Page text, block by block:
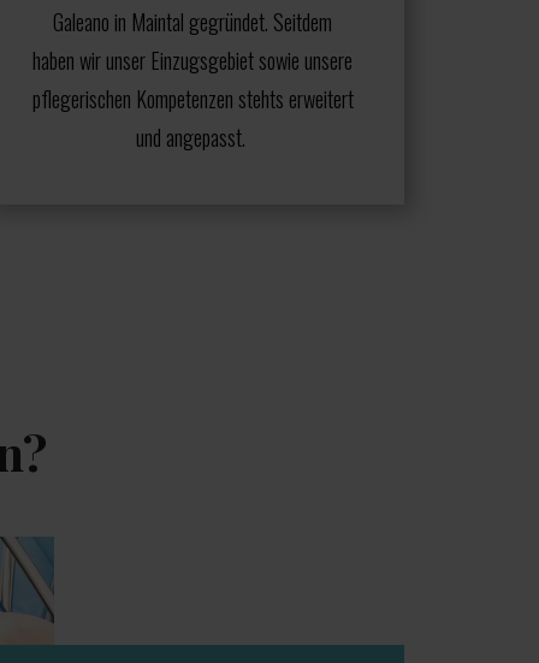
Galeano in Maintal gegründet. Seitdem
haben wir unser Einzugsgebiet sowie unsere
pflegerischen Kompetenzen stehts erweitert
und angepasst.